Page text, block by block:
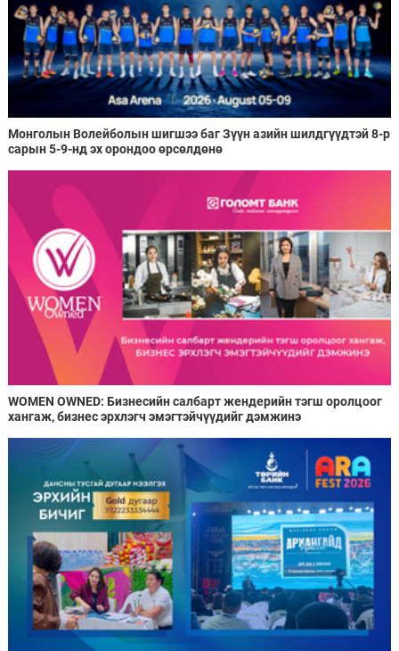
Монголын Волейболын шигшээ баг Зүүн азийн шилдгүүдтэй 8-р
сарын 5-9-нд эх орондоо өрсөлдөнө
WOMEN OWNED: Бизнесийн салбарт жендерийн тэгш оролцоог
хангаж, бизнес эрхлэгч эмэгтэйчүүдийг дэмжинэ